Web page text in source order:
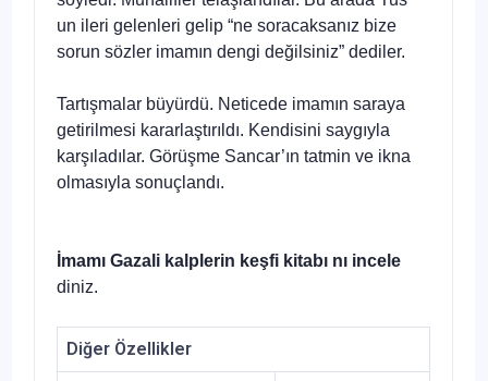
un ileri gelenleri gelip “ne soracaksanız bize
sorun sözler imamın dengi değilsiniz” dediler.
Tartışmalar büyürdü. Neticede imamın saraya
getirilmesi kararlaştırıldı. Kendisini saygıyla
karşıladılar. Görüşme Sancar’ın tatmin ve ikna
olmasıyla sonuçlandı.
İmamı Gazali kalplerin keşfi kitabı nı incele
diniz.
Diğer Özellikler